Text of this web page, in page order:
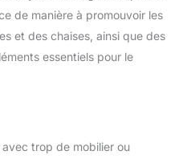
de manière à promouvoir les
et des chaises, ainsi que des
essentiels pour le
avec trop de mobilier ou